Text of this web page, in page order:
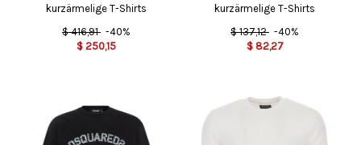
kurzärmelige T-Shirts
$ 416,91 -40%
$ 250,15
kurzärmelige T-Shirts
$ 137,12 -40%
$ 82,27